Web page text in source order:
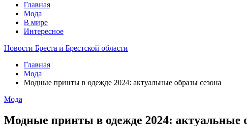
Главная
Мода
В мире
Интересное
Новости Бреста и Брестской области
Главная
Мода
Модные принты в одежде 2024: актуальные образы сезона
Мода
Модные принты в одежде 2024: актуальные